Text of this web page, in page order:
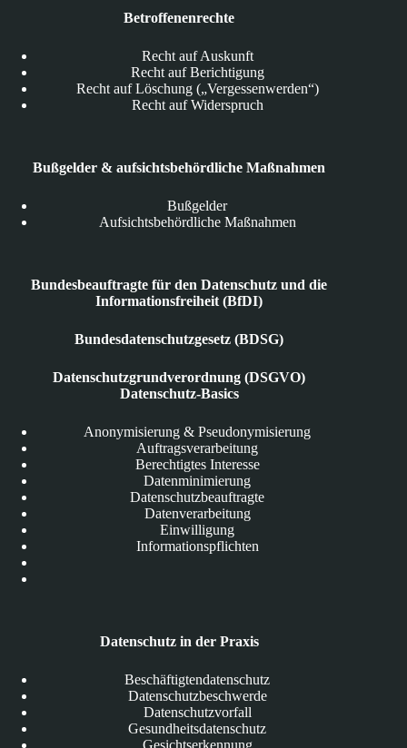
Betroffenenrechte
Recht auf Auskunft
Recht auf Berichtigung
Recht auf Löschung („Vergessenwerden“)
Recht auf Widerspruch
Bußgelder & aufsichtsbehördliche Maßnahmen
Bußgelder
Aufsichtsbehördliche Maßnahmen
Bundesbeauftragte für den Datenschutz und die
Informationsfreiheit (BfDI)
Bundesdatenschutzgesetz (BDSG)
Datenschutzgrundverordnung (DSGVO)
Datenschutz-Basics
Anonymisierung & Pseudonymisierung
Auftragsverarbeitung
Berechtigtes Interesse
Datenminimierung
Datenschutzbeauftragte
Datenverarbeitung
Einwilligung
Informationspflichten
Datenschutz in der Praxis
Beschäftigtendatenschutz
Datenschutzbeschwerde
Datenschutzvorfall
Gesundheitsdatenschutz
Gesichtserkennung